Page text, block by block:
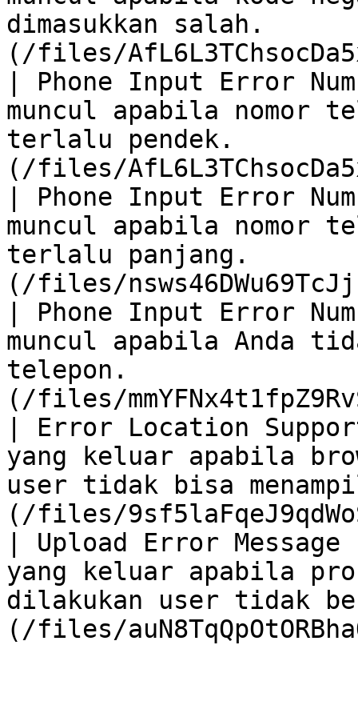
dimasukkan
(/files/
| Phone Input Error
muncul apabila nomor
terlalu pendek.
(/files/
| Phone Input Error
muncul apabila nomor
terlalu panjang.
(/files/
| Phone Input Error
muncul apabila Anda
telepon.
(/files/
| Error Location
yang keluar apabila
user tidak bisa
(/files/
| Upload Error
yang keluar apabila
dilakukan user